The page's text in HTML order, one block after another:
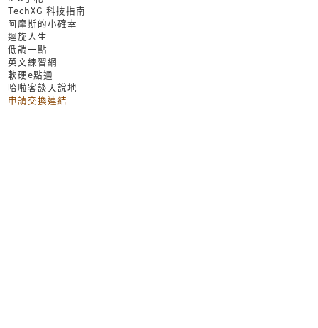
TechXG 科技指南
阿摩斯的小確幸
迴旋人生
低調一點
英文練習網
軟硬e點通
哈啦客談天說地
申請交換連結